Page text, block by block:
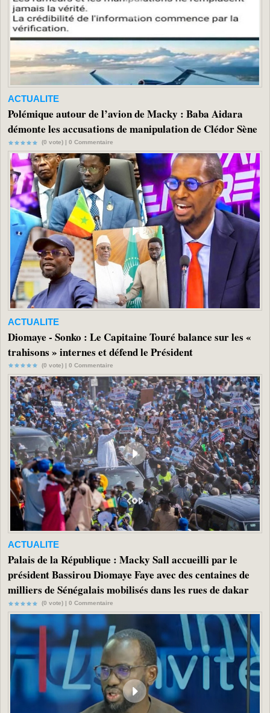
ACTUALITE
Polémique autour de l’avion de Macky : Baba Aidara
démonte les accusations de manipulation de Clédor Sène
(0 vote) | 0 Commentaire
ACTUALITE
Diomaye - Sonko : Le Capitaine Touré balance sur les «
trahisons » internes et défend le Président
(0 vote) | 0 Commentaire
ACTUALITE
Palais de la République : Macky Sall accueilli par le
président Bassirou Diomaye Faye avec des centaines de
milliers de Sénégalais mobilisés dans les rues de dakar
(0 vote) | 0 Commentaire